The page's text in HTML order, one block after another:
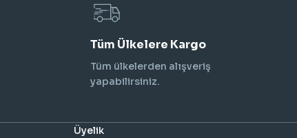
Tüm Ülkelere Kargo
Tüm ülkelerden alışveriş
yapabilirsiniz.
Üyelik